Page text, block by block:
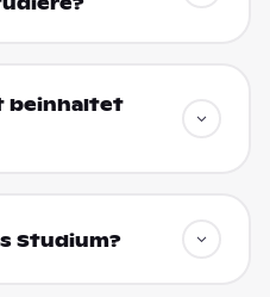
beinhaltet
Studium?